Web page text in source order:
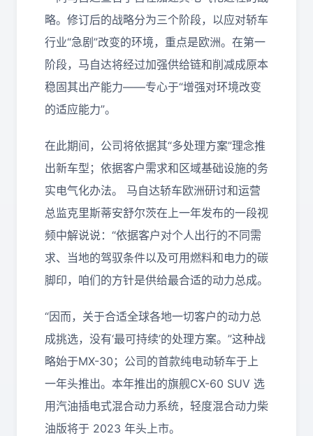
略。 修订后的战略分为三个阶段，以应对轿车
行业“急剧”改变的环境，重点是欧洲。在第一
阶段，马自达将经过加强供给链和削减成原本
稳固其出产能力——专心于“增强对环境改变
的适应能力”。
在此期间，公司将依据其“多处理方案”理念推
出新车型；依据客户需求和区域基础设施的务
实电气化办法。 马自达轿车欧洲研讨和运营
总监克里斯蒂安舒尔茨在上一年发布的一段视
频中解说说：“依据客户对个人出行的不同需
求、当地的驾驭条件以及可用燃料和电力的碳
脚印，咱们的方针是供给最合适的动力总成。
“因而，关于合适全球各地一切客户的动力总
成挑选，没有‘最可持续’的处理方案。”这种战
略始于MX-30；公司的首款纯电动轿车于上
一年头推出。本年推出的旗舰CX-60 SUV 选
用汽油插电式混合动力系统，轻度混合动力柴
油版将于 2023 年头上市。